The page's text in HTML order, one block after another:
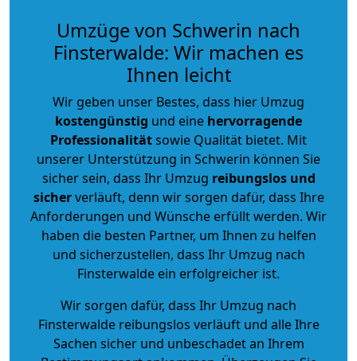
Umzüge von Schwerin nach
Finsterwalde: Wir machen es
Ihnen leicht
Wir geben unser Bestes, dass hier Umzug
kostengünstig und eine hervorragende
Professionalitätsowie Qualität bietet. Mit
unserer Unterstützung in Schwerin können Sie
sicher sein, dass Ihr Umzug reibungslos und
sicherverläuft, denn wir sorgen dafür, dass Ihre
Anforderungen und Wünsche erfüllt werden. Wir
haben die besten Partner, um Ihnen zu helfen
und sicherzustellen, dass Ihr Umzug nach
Finsterwalde ein erfolgreicher ist.
Wir sorgen dafür, dass Ihr Umzug nach
Finsterwalde reibungslos verläuft und alle Ihre
Sachen sicher und unbeschadet an Ihrem